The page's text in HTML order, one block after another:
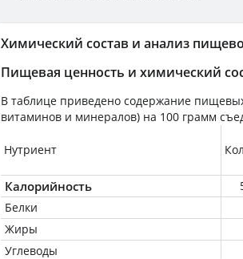
Химический состав и анализ
Пищевая ценность и химический
В таблице приведено содержание
витаминов и минералов) на 100 грамм
Нутриент
Калорийность
Белки
Жиры
Углеводы